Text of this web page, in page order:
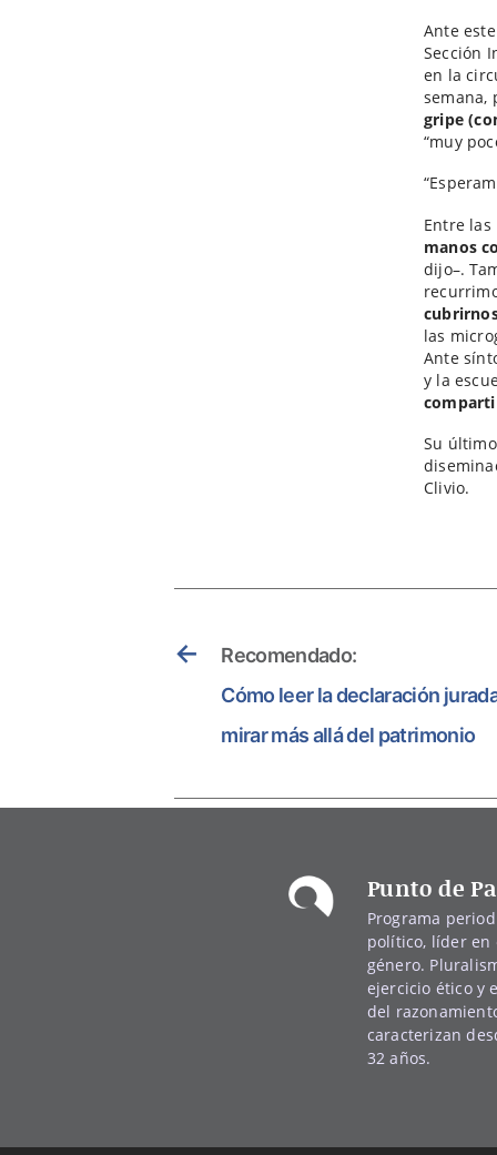
Ante
Sección
en la
semana,
gripe
“muy
Entre
manos
dijo–.
las
Ante
y la
Su
Clivio.
←
Recomendado:
Cómo leer la declaración
mirar más allá del patrimonio
Punto de
Programa
político, líder en
género.
ejercicio ético y
del
caracterizan
32 años.